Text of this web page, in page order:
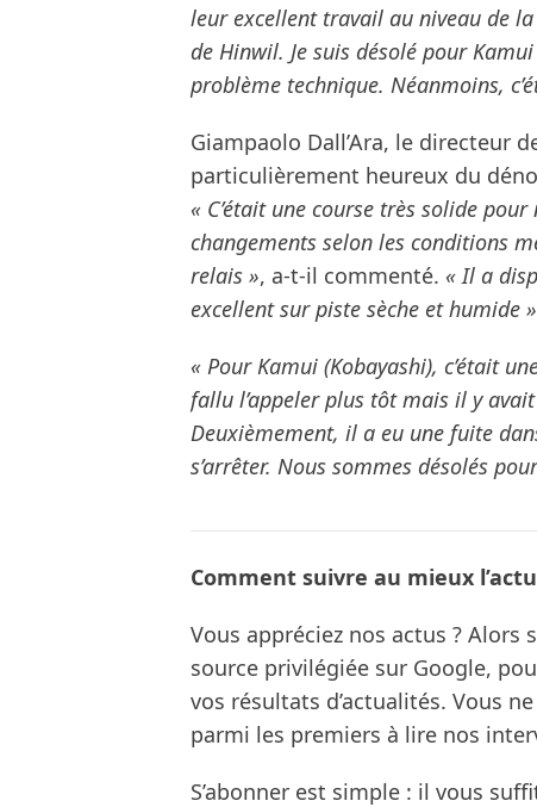
leur excellent travail au niveau de
de Hinwil. Je suis désolé pour
problème technique. Néanmoins,
Giampaolo Dall’Ara, le directeur
particulièrement heureux du
« C’était une course très solide
changements selon les conditions
relais », a-t-il commenté. « Il a
excellent sur piste sèche et humide »
« Pour Kamui (Kobayashi), c’était
fallu l’appeler plus tôt mais il y
Deuxièmement, il a eu une fuite
s’arrêter. Nous sommes désolés
Comment suivre au mieux
Vous appréciez nos actus ?
source privilégiée sur Google,
vos résultats d’actualités. Vous
parmi les premiers à lire nos
S’abonner est simple : il vous